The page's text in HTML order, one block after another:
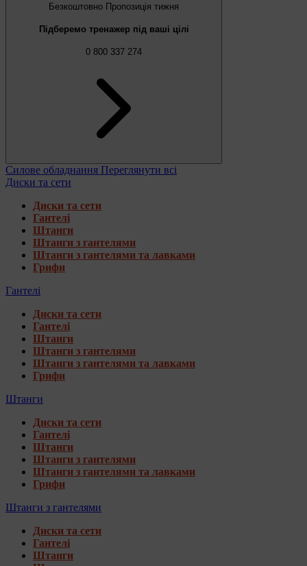
Безкоштовно Пропозиція тижня
Підберемо тренажер під ваші цілі
0 800 337 274
Силове обладнання Переглянути всі
Диски та сети
Диски та сети
Гантелі
Штанги
Штанги з гантелями
Штанги з гантелями та лавками
Грифи
Гантелі
Диски та сети
Гантелі
Штанги
Штанги з гантелями
Штанги з гантелями та лавками
Грифи
Штанги
Диски та сети
Гантелі
Штанги
Штанги з гантелями
Штанги з гантелями та лавками
Грифи
Штанги з гантелями
Диски та сети
Гантелі
Штанги